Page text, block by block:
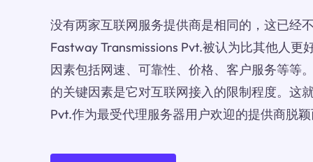
没有两家互联网服务提供商是相同的，这已经
Fastway Transmissions Pvt.被认为比其他人更
因素包括网速、可靠性、价格、客户服务等等
的关键因素是它对互联网接入的限制程度。这
Pvt.作为最受代理服务器用户欢迎的提供商脱颖